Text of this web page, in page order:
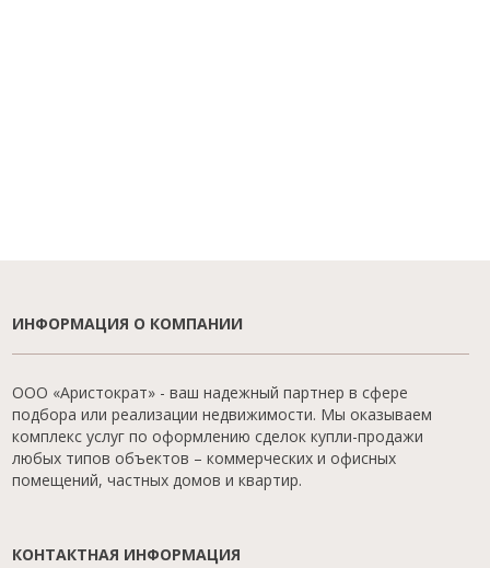
ИНФОРМАЦИЯ О КОМПАНИИ
ООО «Аристократ» - ваш надежный партнер в сфере
подбора или реализации недвижимости. Мы оказываем
комплекс услуг по оформлению сделок купли-продажи
любых типов объектов – коммерческих и офисных
помещений, частных домов и квартир.
КОНТАКТНАЯ ИНФОРМАЦИЯ